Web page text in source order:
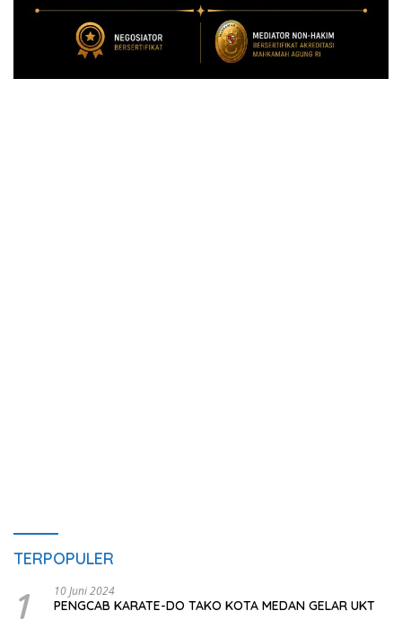
TERPOPULER
1 10 Juni 2024
PENGCAB KARATE-DO TAKO KOTA MEDAN GELAR UKT